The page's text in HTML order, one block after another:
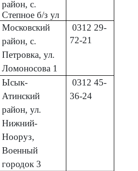
район, с.
Степное б/з ул
Московский
район, с.
Петровка, ул.
Ломоносова 1
031229-
72-21
Ысык-
Атинский
район, ул.
Нижний-
Нооруз,
Военный
городок 3
031245-
36-24